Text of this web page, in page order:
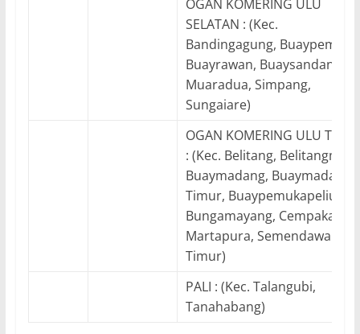
OGAN KOMERING ULU
SELATAN : (Kec.
Bandingagung, Buaypemaca,
Buayrawan, Buaysandangaji,
Muaradua, Simpang,
Sungaiare)
OGAN KOMERING ULU
: (Kec. Belitang,
Buaymadang, Buaymadang
Timur, Buaypemukapeliung,
Bungamayang, Cempaka,
Martapura, Semendawai
Timur)
PALI : (Kec. Talangubi,
Tanahabang)